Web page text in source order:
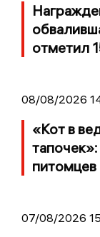
отметил
08/08/2026
«Кот в
питомцев
07/08/2026